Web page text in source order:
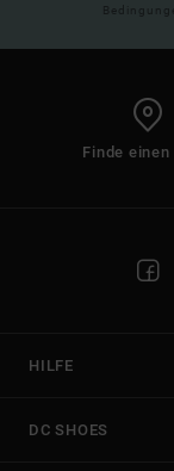
Finde einen
HILFE
DC SHOES